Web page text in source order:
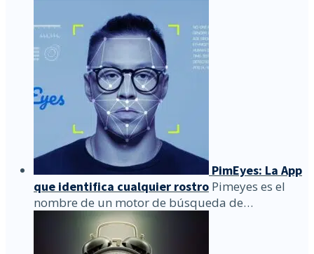
PimEyes: La App
que identifica cualquier rostro Pimeyes es el
nombre de un motor de búsqueda de…